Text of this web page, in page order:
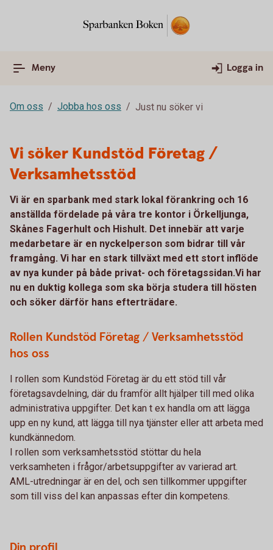
Meny Logga in
Om oss Jobba hos oss Just nu söker vi
Vi söker Kundstöd Företag /
Verksamhetsstöd
Vi är en sparbank med stark lokal förankring och 16
anställda fördelade på våra tre kontor i Örkelljunga,
Skånes Fagerhult och Hishult. Det innebär att varje
medarbetare är en nyckelperson som bidrar till vår
framgång. Vi har en stark tillväxt med ett stort inflöde
av nya kunder på både privat- och företagssidan.Vi har
nu en duktig kollega som ska börja studera till hösten
och söker därför hans efterträdare.
Rollen Kundstöd Företag / Verksamhetsstöd
hos oss
I rollen som Kundstöd Företag är du ett stöd till vår
företagsavdelning, där du framför allt hjälper till med olika
administrativa uppgifter. Det kan t ex handla om att lägga
upp en ny kund, att lägga till nya tjänster eller att arbeta med
kundkännedom.
I rollen som verksamhetsstöd stöttar du hela
verksamheten i frågor/arbetsuppgifter av varierad art.
AML-utredningar är en del, och sen tillkommer uppgifter
som till viss del kan anpassas efter din kompetens.